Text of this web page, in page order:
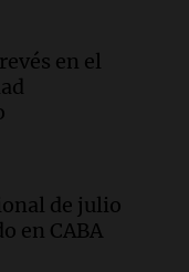
advirtió
siendo
para el cierre
la
en el
de julio
en CABA